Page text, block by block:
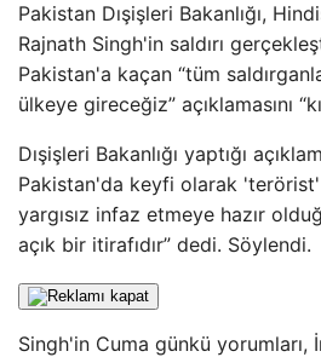
Pakistan Dışişleri Bakanlığı,
Rajnath Singh'in saldırı
Pakistan'a kaçan “tüm
ülkeye gireceğiz” açıklamasını
Dışişleri Bakanlığı yaptığı
Pakistan'da keyfi olarak
yargısız infaz etmeye hazır
açık bir itirafıdır” dedi. Söylendi.
Singh'in Cuma günkü yorumları,